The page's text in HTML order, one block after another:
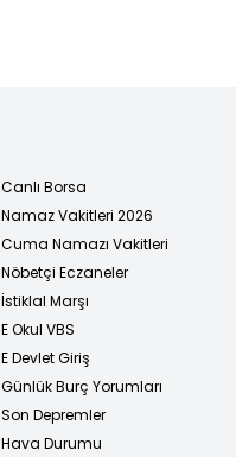
Canlı Borsa
Namaz Vakitleri 2026
Cuma Namazı Vakitleri
Nöbetçi Eczaneler
İstiklal Marşı
E Okul VBS
E Devlet Giriş
Günlük Burç Yorumları
Son Depremler
Hava Durumu